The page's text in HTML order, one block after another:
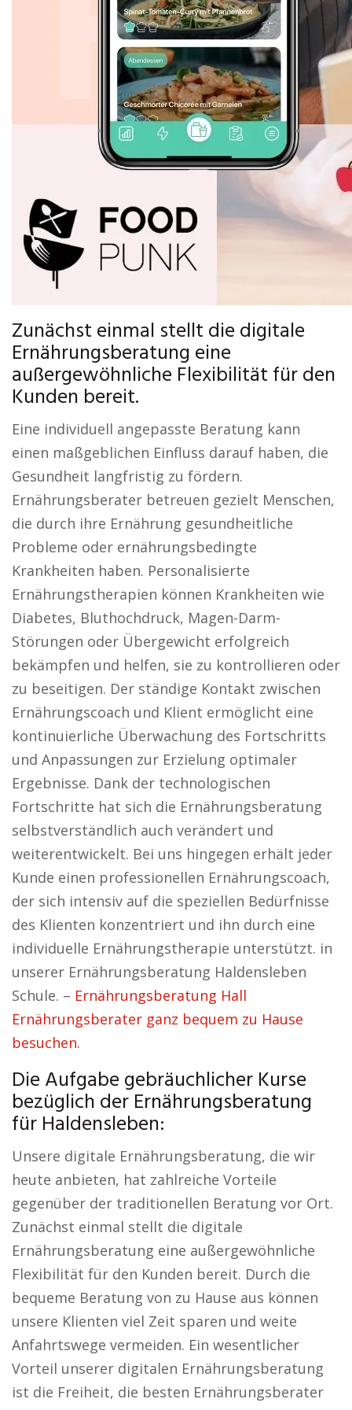
Zunächst einmal stellt die digitale
Ernährungsberatung eine
außergewöhnliche Flexibilität für den
Kunden bereit.
Eine individuell angepasste Beratung kann
einen maßgeblichen Einfluss darauf haben, die
Gesundheit langfristig zu fördern.
Ernährungsberater betreuen gezielt Menschen,
die durch ihre Ernährung gesundheitliche
Probleme oder ernährungsbedingte
Krankheiten haben. Personalisierte
Ernährungstherapien können Krankheiten wie
Diabetes, Bluthochdruck, Magen-Darm-
Störungen oder Übergewicht erfolgreich
bekämpfen und helfen, sie zu kontrollieren oder
zu beseitigen. Der ständige Kontakt zwischen
Ernährungscoach und Klient ermöglicht eine
kontinuierliche Überwachung des Fortschritts
und Anpassungen zur Erzielung optimaler
Ergebnisse. Dank der technologischen
Fortschritte hat sich die Ernährungsberatung
selbstverständlich auch verändert und
weiterentwickelt. Bei uns hingegen erhält jeder
Kunde einen professionellen Ernährungscoach,
der sich intensiv auf die speziellen Bedürfnisse
des Klienten konzentriert und ihn durch eine
individuelle Ernährungstherapie unterstützt. in
unserer Ernährungsberatung Haldensleben
Schule. – Ernährungsberatung Hall
Ernährungsberater ganz bequem zu Hause
besuchen.
Die Aufgabe gebräuchlicher Kurse
bezüglich der Ernährungsberatung
für Haldensleben:
Unsere digitale Ernährungsberatung, die wir
heute anbieten, hat zahlreiche Vorteile
gegenüber der traditionellen Beratung vor Ort.
Zunächst einmal stellt die digitale
Ernährungsberatung eine außergewöhnliche
Flexibilität für den Kunden bereit. Durch die
bequeme Beratung von zu Hause aus können
unsere Klienten viel Zeit sparen und weite
Anfahrtswege vermeiden. Ein wesentlicher
Vorteil unserer digitalen Ernährungsberatung
ist die Freiheit, die besten Ernährungsberater